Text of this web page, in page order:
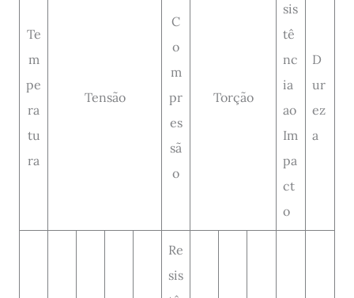
Te
m
pe
ra
tu
ra
Tensão
C
o
m
pr
es
sã
o
Torção
sis
tê
nc
ia
ao
Im
pa
ct
o
D
ur
ez
a
Re
sis